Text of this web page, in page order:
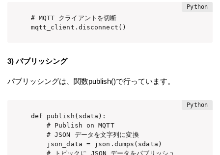
# MQTT クライアントを切断
mqtt_client.disconnect()
3) パブリッシング
パブリッシングは、関数publish()で行っています。
def publish(sdata):
    # Publish on MQTT
    # JSON データを文字列に変換
    json_data = json.dumps(sdata)
    # トピックに JSON データをパブリッシュ